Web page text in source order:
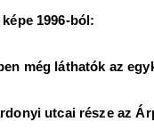
1996-ból:
még láthatók az
utcai része az